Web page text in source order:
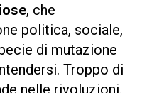
, che
politica, sociale,
di mutazione
Troppo di
nelle rivoluzioni.